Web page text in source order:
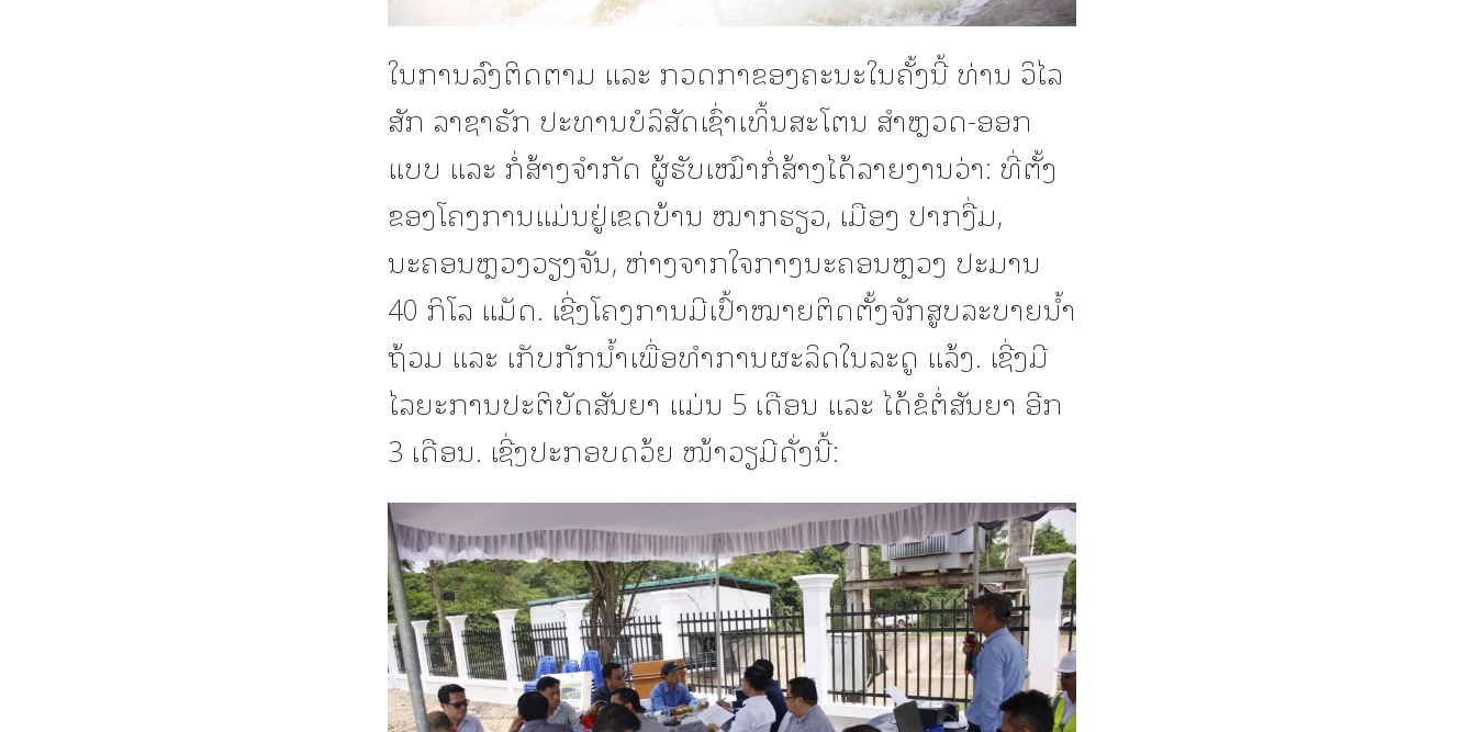
ໃນການລົງຕິດຕາມ ແລະ ກວດກາຂອງຄະນະໃນຄັ້ງນີ້ ທ່ານ ວິໄລ
ສັກ ລາຊາຣັກ ປະທານບໍລິສັດເຊົ່າເທິ້ນສະໂຕນ ສໍາຫຼວດ-ອອກ
ແບບ ແລະ ກໍ່ສ້າງຈໍາກັດ ຜູ້ຮັບເໝົາກໍ່ສ້າງໄດ້ລາຍງານວ່າ: ທີ່ຕັ້ງ
ຂອງໂຄງການແມ່ນຢູ່ເຂດບ້ານ ໝາກຮຽວ, ເມືອງ ປາກງື່ມ,
ນະຄອນຫຼວງວຽງຈັນ, ຫ່າງຈາກໃຈກາງນະຄອນຫຼວງ ປະມານ
40 ກິໂລ ແມັດ. ເຊີ່ງໂຄງການມີເປົ້າໝາຍຕິດຕັ້ງຈັກສູບລະບາຍນໍ້າ
ຖ້ວມ ແລະ ເກັບກັກນໍ້າເພື່ອທໍາການຜະລິດໃນລະດູ ແລ້ງ. ເຊີ່ງມີ
ໄລຍະການປະຕິບັດສັນຍາ ແມ່ນ 5 ເດືອນ ແລະ ໄດ້ຂໍຕໍ່ສັນຍາ ອີກ
3 ເດືອນ. ເຊີ່ງປະກອບດວ້ຍ ໜ້າວຽມີດັ່ງນີ້: